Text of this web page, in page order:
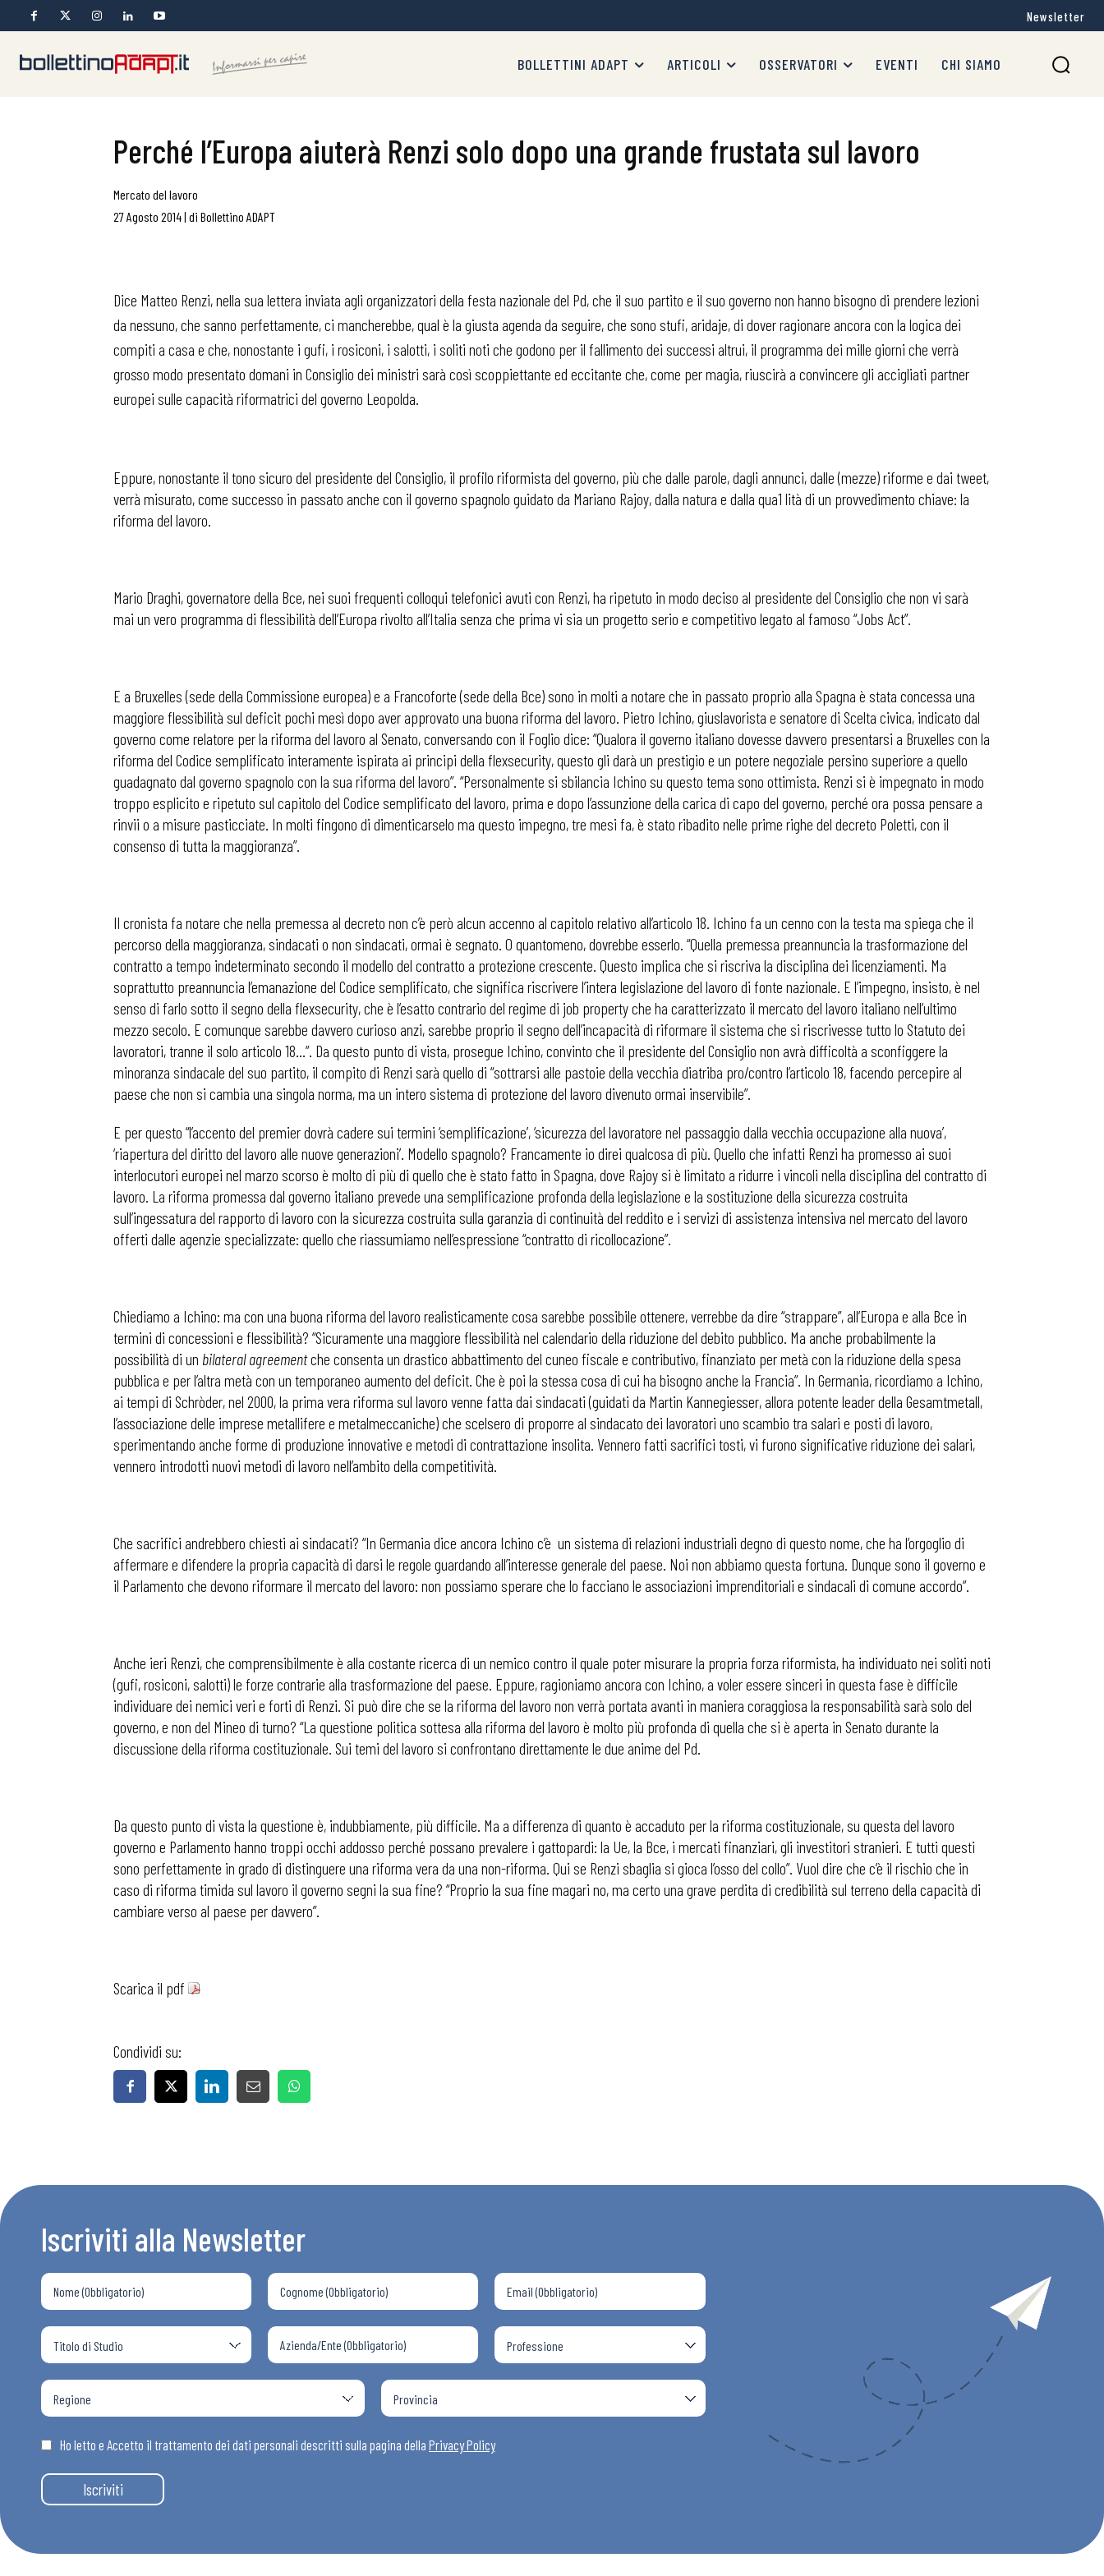
Bollettini ADAPT
Osservatori
Chi Siamo
Newsletter
BOLLETTINI ADAPT ARTICOLI OSSERVATORI EVENTI CHI SIAMO
Perché l’Europa aiuterà Renzi solo dopo una grande frustata sul lavoro
Mercato del lavoro
27 Agosto 2014| di Bollettino ADAPT
Dice Matteo Renzi, nella sua lettera inviata agli organizzatori della festa nazionale del Pd, che il suo partito e il suo governo non hanno bisogno di prendere lezioni
da nessuno, che sanno perfettamente, ci mancherebbe, qual è la giusta agenda da seguire, che sono stufi, aridaje, di dover ragionare ancora con la logica dei
compiti a casa e che, nonostante i gufi, i rosiconi, i salotti, i soliti noti che godono per il fallimento dei successi altrui, il programma dei mille giorni che verrà
grosso modo presentato domani in Consiglio dei ministri sarà così scoppiettante ed eccitante che, come per magia, riuscirà a convincere gli accigliati partner
europei sulle capacità riformatrici del governo Leopolda.
Eppure, nonostante il tono sicuro del presidente del Consiglio, il profilo riformista del governo, più che dalle parole, dagli annunci, dalle (mezze) riforme e dai tweet,
verrà misurato, come successo in passato anche con il governo spagnolo guidato da Mariano Rajoy, dalla natura e dalla qua1 lità di un provvedimento chiave: la
riforma del lavoro.
Mario Draghi, governatore della Bce, nei suoi frequenti colloqui telefonici avuti con Renzi, ha ripetuto in modo deciso al presidente del Consiglio che non vi sarà
mai un vero programma di flessibilità dell’Europa rivolto all’Italia senza che prima vi sia un progetto serio e competitivo legato al famoso “Jobs Act”.
E a Bruxelles (sede della Commissione europea) e a Francoforte (sede della Bce) sono in molti a notare che in passato proprio alla Spagna è stata concessa una
maggiore flessibilità sul deficit pochi mesì dopo aver approvato una buona riforma del lavoro. Pietro Ichino, giuslavorista e senatore di Scelta civica, indicato dal
governo come relatore per la riforma del lavoro al Senato, conversando con il Foglio dice: “Qualora il governo italiano dovesse davvero presentarsi a Bruxelles con la
riforma del Codice semplificato interamente ispirata ai principi della flexsecurity, questo gli darà un prestigio e un potere negoziale persino superiore a quello
guadagnato dal governo spagnolo con la sua riforma del lavoro”. “Personalmente si sbilancia Ichino su questo tema sono ottimista. Renzi si è impegnato in modo
troppo esplicito e ripetuto sul capitolo del Codice semplificato del lavoro, prima e dopo l’assunzione della carica di capo del governo, perché ora possa pensare a
rinvii o a misure pasticciate. In molti fingono di dimenticarselo ma questo impegno, tre mesi fa, è stato ribadito nelle prime righe del decreto Poletti, con il
consenso di tutta la maggioranza”.
Il cronista fa notare che nella premessa al decreto non c’è però alcun accenno al capitolo relativo all’articolo 18. Ichino fa un cenno con la testa ma spiega che il
percorso della maggioranza, sindacati o non sindacati, ormai è segnato. O quantomeno, dovrebbe esserlo. “Quella premessa preannuncia la trasformazione del
contratto a tempo indeterminato secondo il modello del contratto a protezione crescente. Questo implica che si riscriva la disciplina dei licenziamenti. Ma
soprattutto preannuncia l’emanazione del Codice semplificato, che significa riscrivere l’intera legislazione del lavoro di fonte nazionale. E l’impegno, insisto, è nel
senso di farlo sotto il segno della flexsecurity, che è l’esatto contrario del regime di job property che ha caratterizzato il mercato del lavoro italiano nell’ultimo
mezzo secolo. E comunque sarebbe davvero curioso anzi, sarebbe proprio il segno dell’incapacità di riformare il sistema che si riscrivesse tutto lo Statuto dei
lavoratori, tranne il solo articolo 18…”. Da questo punto di vista, prosegue Ichino, convinto che il presidente del Consiglio non avrà difficoltà a sconfiggere la
minoranza sindacale del suo partito, il compito di Renzi sarà quello di “sottrarsi alle pastoie della vecchia diatriba pro/contro l’articolo 18, facendo percepire al
paese che non si cambia una singola norma, ma un intero sistema di protezione del lavoro divenuto ormai inservibile”.
E per questo “l’accento del premier dovrà cadere sui termini ‘semplificazione’, ‘sicurezza del lavoratore nel passaggio dalla vecchia occupazione alla nuova’,
‘riapertura del diritto del lavoro alle nuove generazioni’. Modello spagnolo? Francamente io direi qualcosa di più. Quello che infatti Renzi ha promesso ai suoi
interlocutori europei nel marzo scorso è molto di più di quello che è stato fatto in Spagna, dove Rajoy si è limitato a ridurre i vincoli nella disciplina del contratto di
lavoro. La riforma promessa dal governo italiano prevede una semplificazione profonda della legislazione e la sostituzione della sicurezza costruita
sull’ingessatura del rapporto di lavoro con la sicurezza costruita sulla garanzia di continuità del reddito e i servizi di assistenza intensiva nel mercato del lavoro
offerti dalle agenzie specializzate: quello che riassumiamo nell’espressione “contratto di ricollocazione”.
Chiediamo a Ichino: ma con una buona riforma del lavoro realisticamente cosa sarebbe possibile ottenere, verrebbe da dire “strappare”, all’Europa e alla Bce in
termini di concessioni e flessibilità? “Sicuramente una maggiore flessibilità nel calendario della riduzione del debito pubblico. Ma anche probabilmente la
possibilità di un bilateral agreementche consenta un drastico abbattimento del cuneo fiscale e contributivo, finanziato per metà con la riduzione della spesa
pubblica e per l’altra metà con un temporaneo aumento del deficit. Che è poi la stessa cosa di cui ha bisogno anche la Francia”. In Germania, ricordiamo a Ichino,
ai tempi di Schròder, nel 2000, la prima vera riforma sul lavoro venne fatta dai sindacati (guidati da Martin Kannegiesser, allora potente leader della Gesamtmetall,
l’associazione delle imprese metallifere e metalmeccaniche) che scelsero di proporre al sindacato dei lavoratori uno scambio tra salari e posti di lavoro,
sperimentando anche forme di produzione innovative e metodi di contrattazione insolita. Vennero fatti sacrifici tosti, vi furono significative riduzione dei salari,
vennero introdotti nuovi metodi di lavoro nell’ambito della competitività.
Che sacrifici andrebbero chiesti ai sindacati? “In Germania dice ancora Ichino c’è un sistema di relazioni industriali degno di questo nome, che ha l’orgoglio di
affermare e difendere la propria capacità di darsi le regole guardando all’interesse generale del paese. Noi non abbiamo questa fortuna. Dunque sono il governo e
il Parlamento che devono riformare il mercato del lavoro: non possiamo sperare che lo facciano le associazioni imprenditoriali e sindacali di comune accordo”.
Anche ieri Renzi, che comprensibilmente è alla costante ricerca di un nemico contro il quale poter misurare la propria forza riformista, ha individuato nei soliti noti
(gufi, rosiconi, salotti) le forze contrarie alla trasformazione del paese. Eppure, ragioniamo ancora con Ichino, a voler essere sinceri in questa fase è difficile
individuare dei nemici veri e forti di Renzi. Si può dire che se la riforma del lavoro non verrà portata avanti in maniera coraggiosa la responsabilità sarà solo del
governo, e non del Mineo di turno? “La questione politica sottesa alla riforma del lavoro è molto più profonda di quella che si è aperta in Senato durante la
discussione della riforma costituzionale. Sui temi del lavoro si confrontano direttamente le due anime del Pd.
Da questo punto di vista la questione è, indubbiamente, più difficile. Ma a differenza di quanto è accaduto per la riforma costituzionale, su questa del lavoro
governo e Parlamento hanno troppi occhi addosso perché possano prevalere i gattopardi: la Ue, la Bce, i mercati finanziari, gli investitori stranieri. E tutti questi
sono perfettamente in grado di distinguere una riforma vera da una non-riforma. Qui se Renzi sbaglia si gioca l’osso del collo”. Vuol dire che c’è il rischio che in
caso di riforma timida sul lavoro il governo segni la sua fine? “Proprio la sua fine magari no, ma certo una grave perdita di credibilità sul terreno della capacità di
cambiare verso al paese per davvero”.
Scarica il pdf
Condividi su:
Iscriviti alla Newsletter
Ho letto e Accetto il trattamento dei dati personali descritti sulla pagina della Privacy Policy
Iscriviti